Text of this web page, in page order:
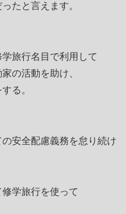
たと言えます。
旅行名目で利用して
の活動を助け、
る。
安全配慮義務を怠り続け
学旅行を使って